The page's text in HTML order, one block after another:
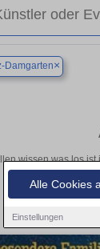
Alle Cookies
Einstellungen
Damgarten×
wissen was los